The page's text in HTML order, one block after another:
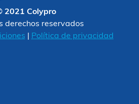
2021 Colypro
derechos reservados
Política de privacidad